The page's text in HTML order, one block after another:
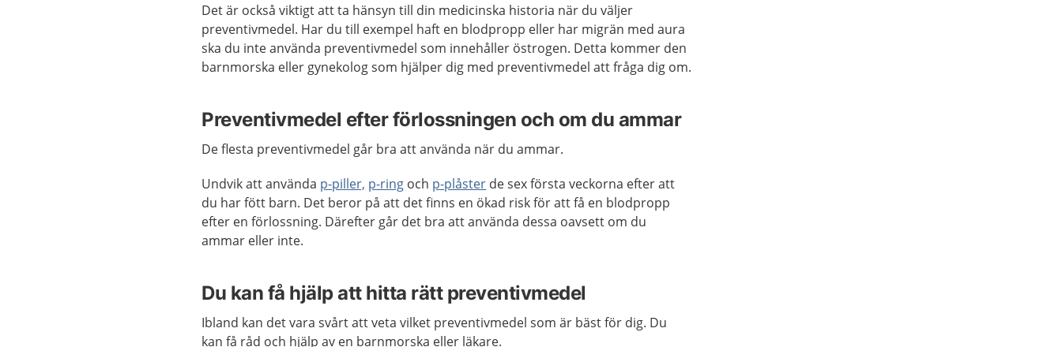
Det är också viktigt att ta hänsyn till din medicinska historia när du väljer
preventivmedel. Har du till exempel haft en blodpropp eller har migrän med aura
ska du inte använda preventivmedel som innehåller östrogen. Detta kommer den
barnmorska eller gynekolog som hjälper dig med preventivmedel att fråga dig om.
Preventivmedel efter förlossningen och om du ammar
De flesta preventivmedel går bra att använda när du ammar.
Undvik att använda p-piller, p-ring och p-plåster de sex första veckorna efter att
du har fött barn. Det beror på att det finns en ökad risk för att få en blodpropp
efter en förlossning. Därefter går det bra att använda dessa oavsett om du
ammar eller inte.
Du kan få hjälp att hitta rätt preventivmedel
Ibland kan det vara svårt att veta vilket preventivmedel som är bäst för dig. Du
kan få råd och hjälp av en barnmorska eller läkare.